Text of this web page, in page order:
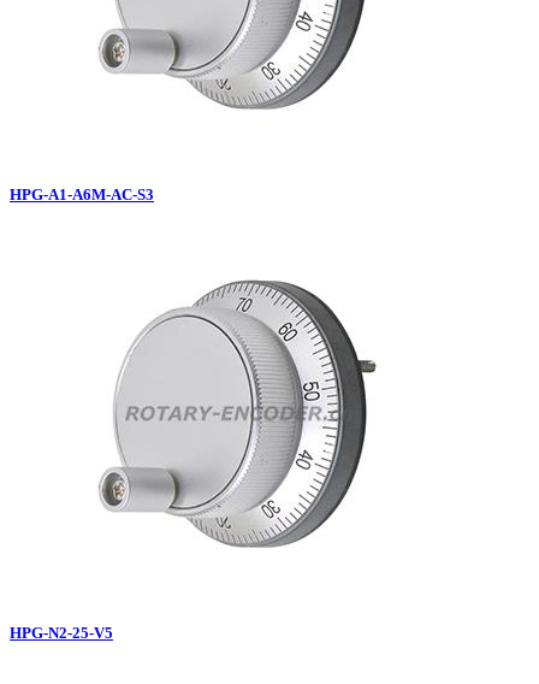
HPG-A1-A6M-AC-S3
HPG-N2-25-V5